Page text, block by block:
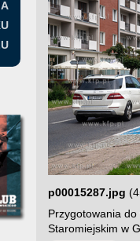
p00015287.jpg
Przygotowania
Staromiejskim w